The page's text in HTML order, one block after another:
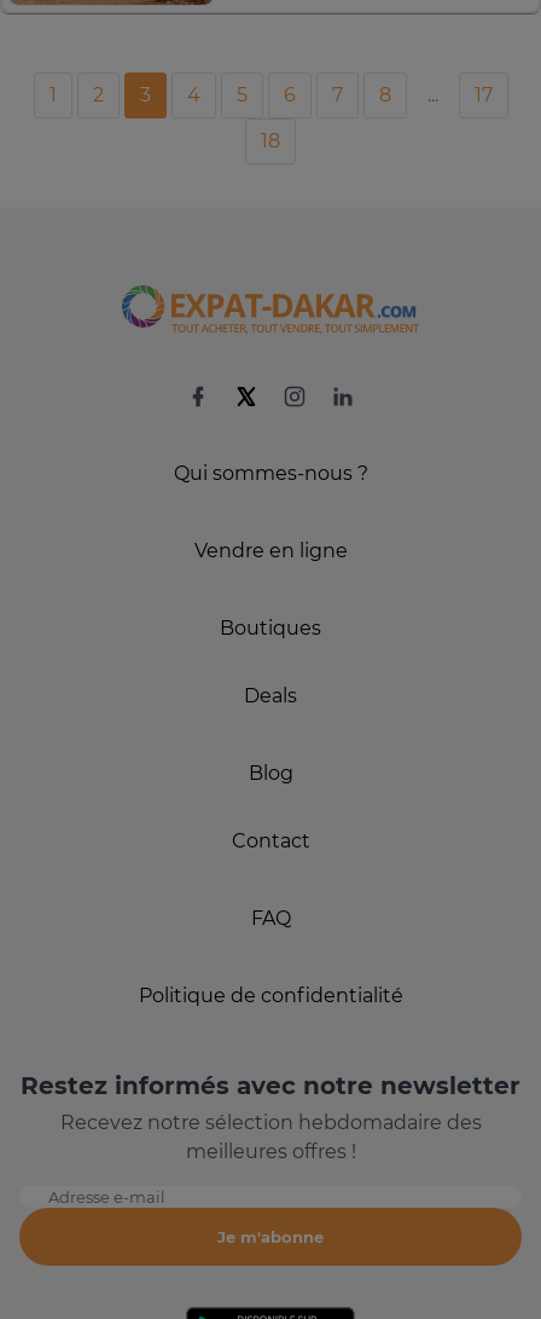
1 2 3 4 5 6 7 8 ...
17
18
Qui sommes-nous ?
Vendre en ligne
Boutiques
Deals
Blog
Contact
FAQ
Politique de confidentialité
Restez informés avec notre newsletter
Recevez notre sélection hebdomadaire des
meilleures offres !
Adresse e-mail
Je m'abonne